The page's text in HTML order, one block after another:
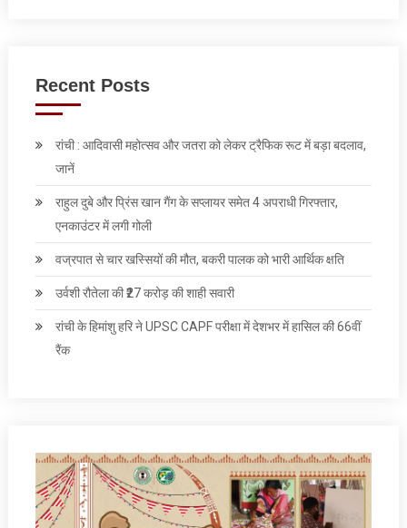
Recent Posts
रांची : आदिवासी महोत्सव और जतरा को लेकर ट्रैफिक रूट में बड़ा बदलाव,
जानें
राहुल दुबे और प्रिंस खान गैंग के सप्लायर समेत 4 अपराधी गिरफ्तार,
एनकाउंटर में लगी गोली
वज्रपात से चार खस्सियों की मौत, बकरी पालक को भारी आर्थिक क्षति
उर्वशी रौतेला की ₹27 करोड़ की शाही सवारी
रांची के हिमांशु हरि ने UPSC CAPF परीक्षा में देशभर में हासिल की 66वीं
रैंक